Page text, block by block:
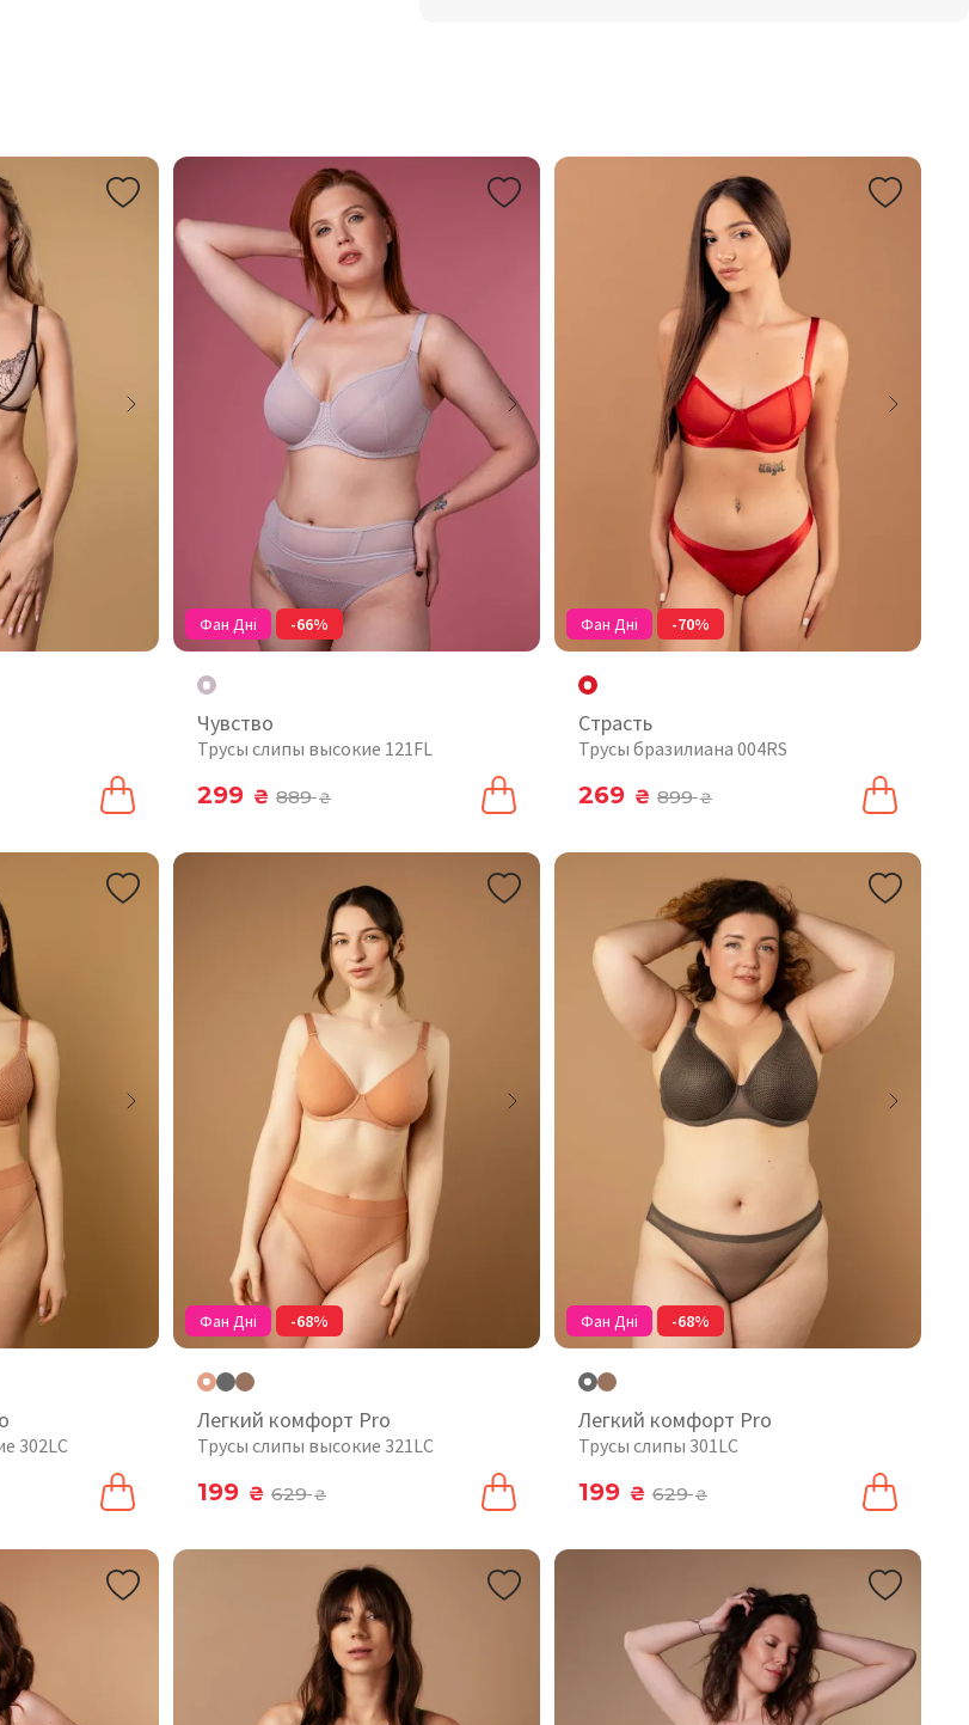
Фан Дні -66%
Чувство
Трусы слипы высокие 121FL
299 ₴ 889₴
Фан Дні -70%
Страсть
Трусы бразилиана 004RS
269 ₴ 899₴
302LC
Фан Дні -68%
Легкий комфорт Pro
Трусы слипы высокие 321LC
199 ₴ 629₴
Фан Дні -68%
Легкий комфорт Pro
Трусы слипы 301LC
199 ₴ 629₴